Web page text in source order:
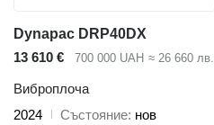
Dynapac DRP40DX
13 610 €
700 000 UAH ≈ 26 660 лв.
Виброплоча
2024
Състояние нов